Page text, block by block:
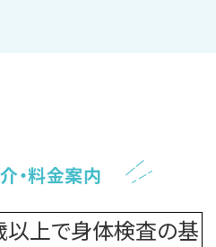
・料金案内
以上で身体検査の基